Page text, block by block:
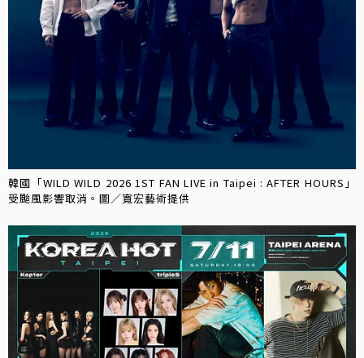
韓國「WILD WILD 2026 1ST FAN LIVE in Taipei : AFTER HOURS」
受颱風影響取消。圖／寬宏藝術提供